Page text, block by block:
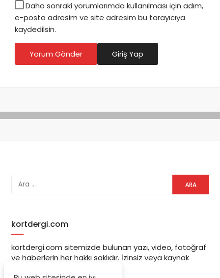
Daha sonraki yorumlarımda kullanılması için adım,
e-posta adresim ve site adresim bu tarayıcıya
kaydedilsin.
Yorum Gönder Giriş Yap
kortdergi.com
kortdergi.com sitemizde bulunan yazı, video, fotoğraf
ve haberlerin her hakkı saklıdır. İzinsiz veya kaynak